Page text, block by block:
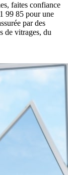
faites confiance
99 85 pour une
par des
de vitrages, du